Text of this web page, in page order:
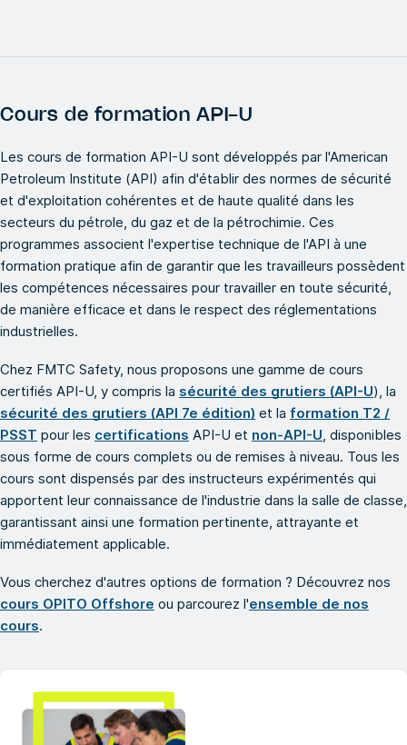
Cours de formation API-U
Les cours de formation API-U sont développés par l'American
Petroleum Institute (API) afin d'établir des normes de sécurité
et d'exploitation cohérentes et de haute qualité dans les
secteurs du pétrole, du gaz et de la pétrochimie. Ces
programmes associent l'expertise technique de l'API à une
formation pratique afin de garantir que les travailleurs possèdent
les compétences nécessaires pour travailler en toute sécurité,
de manière efficace et dans le respect des réglementations
industrielles.
Chez FMTC Safety, nous proposons une gamme de cours
certifiés API-U, y compris la sécurité des grutiers (API-U), la
sécurité des grutiers (API 7e édition) et la formation T2 /
PSST pour les certifications API-U et non-API-U, disponibles
sous forme de cours complets ou de remises à niveau. Tous les
cours sont dispensés par des instructeurs expérimentés qui
apportent leur connaissance de l'industrie dans la salle de classe,
garantissant ainsi une formation pertinente, attrayante et
immédiatement applicable.
Vous cherchez d'autres options de formation ? Découvrez nos
cours OPITO Offshore ou parcourez l'ensemble de nos
cours.